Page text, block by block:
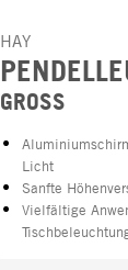
HAY
GROSS
Licht
Sanfte
Vielfältige